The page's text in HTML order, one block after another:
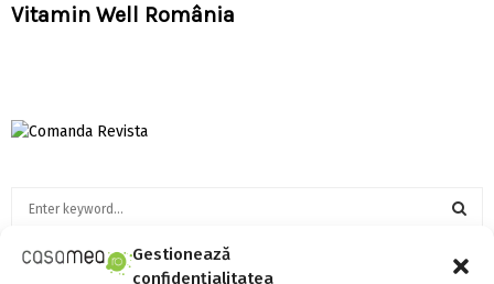
Gestionează
confidențialitatea
Vitamin Well România